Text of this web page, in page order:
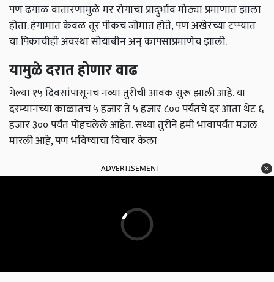
पण ढगाळ वातारणामुळे मर रोगाचा प्रादुर्भाव मोठ्या प्रमाणात झाला
होता. हंगामात केवळ तूर पीकच जोमात होते, पण अखेरच्या टप्प्यात
या पिकाचीही अवस्था सोयाबीन अन् कापसाप्रमाणेच झाली.
यामुळे दरात होणार वाढ
गेल्या १५ दिवसांपासूनच नव्या तुरीची आवक सुरू झाली आहे. या
दरम्यानच्या काळातच ५ हजार ते ५ हजार ८०० पर्यंतचे दर आता थेट ६
हजार ३०० पर्यंत पोहचलेले आहेत. सध्या तुरीने हमी भावापर्यंत मजल
मारली आहे, पण भविष्याचा विचार केला
ADVERTISEMENT